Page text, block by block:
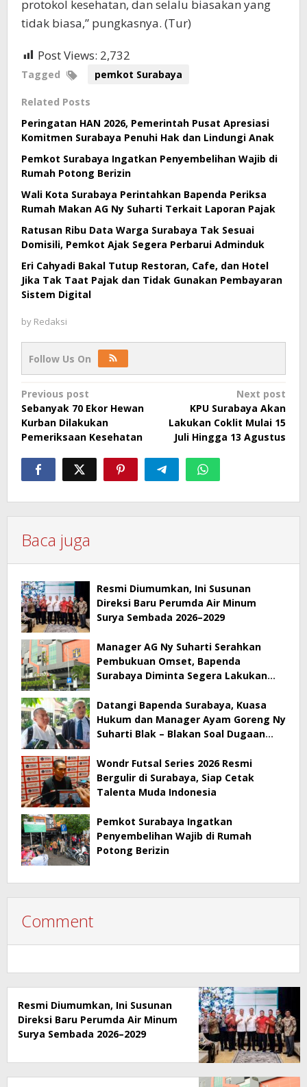
protokol kesehatan, dan selalu biasakan yang
tidak biasa,” pungkasnya. (Tur)
Post Views: 2,732
Tagged pemkot Surabaya
Related Posts
Peringatan HAN 2026, Pemerintah Pusat Apresiasi
Komitmen Surabaya Penuhi Hak dan Lindungi Anak
Pemkot Surabaya Ingatkan Penyembelihan Wajib di
Rumah Potong Berizin
Wali Kota Surabaya Perintahkan Bapenda Periksa
Rumah Makan AG Ny Suharti Terkait Laporan Pajak
Ratusan Ribu Data Warga Surabaya Tak Sesuai
Domisili, Pemkot Ajak Segera Perbarui Adminduk
Eri Cahyadi Bakal Tutup Restoran, Cafe, dan Hotel
Jika Tak Taat Pajak dan Tidak Gunakan Pembayaran
Sistem Digital
by Redaksi
Follow Us On
Post
navigation
Previous post
Sebanyak 70 Ekor Hewan
Kurban Dilakukan
Pemeriksaan Kesehatan
Next post
KPU Surabaya Akan
Lakukan Coklit Mulai 15
Juli Hingga 13 Agustus
Baca juga
Resmi Diumumkan, Ini Susunan
Direksi Baru Perumda Air Minum
Surya Sembada 2026–2029
Manager AG Ny Suharti Serahkan
Pembukuan Omset, Bapenda
Surabaya Diminta Segera Lakukan
Datangi Bapenda Surabaya, Kuasa
Hukum dan Manager Ayam Goreng Ny
Suharti Blak – Blakan Soal Dugaan
Wondr Futsal Series 2026 Resmi
Bergulir di Surabaya, Siap Cetak
Talenta Muda Indonesia
Pemkot Surabaya Ingatkan
Penyembelihan Wajib di Rumah
Potong Berizin
Comment
Resmi Diumumkan, Ini Susunan
Direksi Baru Perumda Air Minum
Surya Sembada 2026–2029